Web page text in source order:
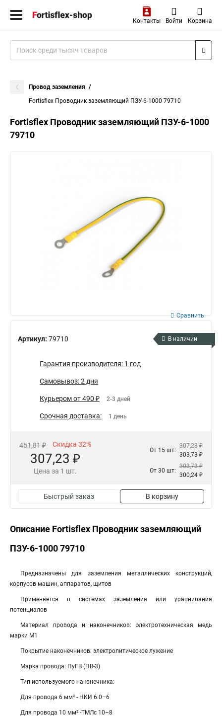
Контакты Войти Корзина
Провод заземления
Fortisflex Проводник заземляющий ПЗУ-6-1000 79710
Fortisflex Проводник заземляющий ПЗУ-6-1000
79710
Артикул: 79710
Сравнить
В наличии
Гарантия производителя: 1 год
Самовывоз: 2 дня
Курьером от 490 ₽ 2-3 дней
Срочная доставка: 1 день
451,81 ₽ Скидка 32%
307,23 ₽
Цена за 1 шт.
От 15 шт:
307,23 ₽
303,73 ₽
От 30 шт:
303,73 ₽
300,24 ₽
Быстрый заказ В корзину
Описание Fortisflex Проводник заземляющий
ПЗУ-6-1000 79710
Предназначены для заземления металлических конструкций,
корпусов машин, аппаратов, щитов
Применяется в системах заземления или уравнивания
потенциалов
Материал провода и наконечников: электротехническая медь
марки М1
Покрытие наконечников: электролитическое лужение
Марка провода: ПуГВ (ПВ-3)
Тип используемого наконечника:
Для провода 6 мм² - НКИ 6.0–6
Для провода 10 мм² -ТМЛс 10–8